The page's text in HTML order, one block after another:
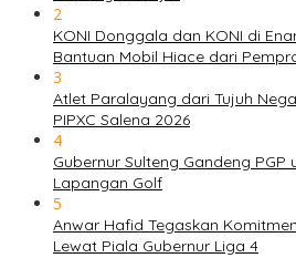
2
KONI Donggala dan KONI di
Bantuan Mobil Hiace dari
3
Atlet Paralayang dari Tujuh
PIPXC Salena 2026
4
Gubernur Sulteng Gandeng PGP
Lapangan Golf
5
Anwar Hafid Tegaskan
Lewat Piala Gubernur Liga 4